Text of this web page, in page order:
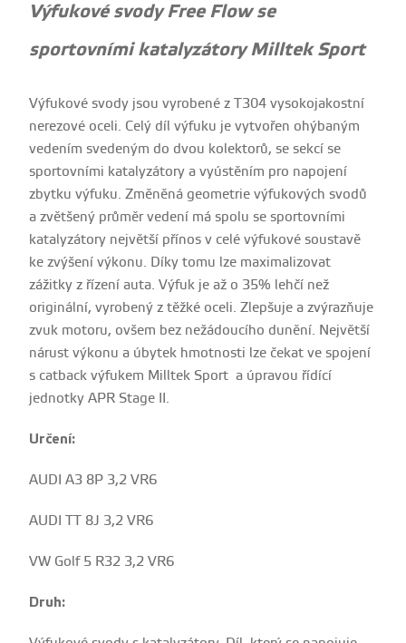
Výfukové svody Free Flow se
sportovními katalyzátory Milltek Sport
Výfukové svody jsou vyrobené z T304 vysokojakostní
nerezové oceli. Celý díl výfuku je vytvořen ohýbaným
vedením svedeným do dvou kolektorů, se sekcí se
sportovními katalyzátory a vyústěním pro napojení
zbytku výfuku. Změněná geometrie výfukových svodů
a zvětšený průměr vedení má spolu se sportovními
katalyzátory největší přínos v celé výfukové soustavě
ke zvýšení výkonu. Díky tomu lze maximalizovat
zážitky z řízení auta. Výfuk je až o 35% lehčí než
originální, vyrobený z těžké oceli. Zlepšuje a zvýrazňuje
zvuk motoru, ovšem bez nežádoucího dunění. Největší
nárust výkonu a úbytek hmotnosti lze čekat ve spojení
s catback výfukem Milltek Sport a úpravou řídící
jednotky APR Stage II.
Určení:
AUDI A3 8P 3,2 VR6
AUDI TT 8J 3,2 VR6
VW Golf 5 R32 3,2 VR6
Druh: